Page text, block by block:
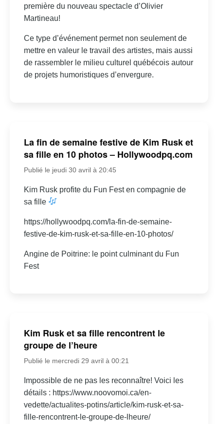
première du nouveau spectacle d’Olivier
Martineau!
Ce type d’événement permet non seulement de
mettre en valeur le travail des artistes, mais aussi
de rassembler le milieu culturel québécois autour
de projets humoristiques d’envergure.
La fin de semaine festive de Kim Rusk et
sa fille en 10 photos – Hollywoodpq.com
Publié le jeudi 30 avril à 20:45
Kim Rusk profite du Fun Fest en compagnie de
sa fille
https://hollywoodpq.com/la-fin-de-semaine-
festive-de-kim-rusk-et-sa-fille-en-10-photos/
Angine de Poitrine: le point culminant du Fun
Fest
Kim Rusk et sa fille rencontrent le
groupe de l’heure
Publié le mercredi 29 avril à 00:21
Impossible de ne pas les reconnaître! Voici les
détails : https://www.noovomoi.ca/en-
vedette/actualites-potins/article/kim-rusk-et-sa-
fille-rencontrent-le-groupe-de-lheure/